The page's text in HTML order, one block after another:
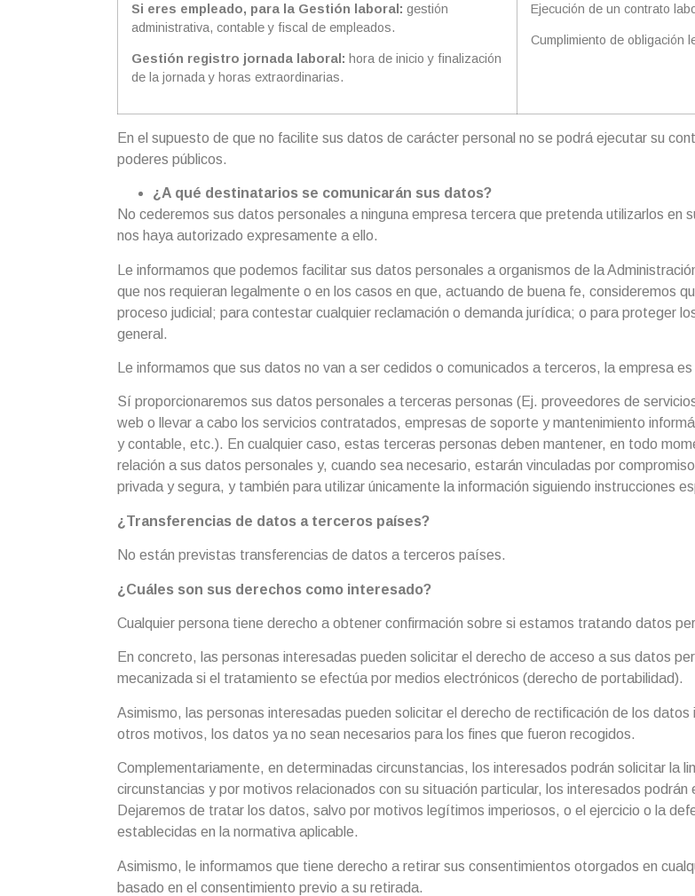
Si eres empleado, para la Gestión laboral: gestión
administrativa, contable y fiscal de empleados.
Gestión registro jornada laboral: hora de inicio y finalización
de la jornada y horas extraordinarias.
Ejecución de un contrato
Cumplimiento de obligación
En el supuesto de que no facilite sus datos de carácter personal no se podrá ejecutar su
poderes públicos.
¿A qué destinatarios se comunicarán sus datos?
No cederemos sus datos personales a ninguna empresa tercera que pretenda utilizarlos
nos haya autorizado expresamente a ello.
Le informamos que podemos facilitar sus datos personales a organismos de la
que nos requieran legalmente o en los casos en que, actuando de buena fe, consideremos
proceso judicial; para contestar cualquier reclamación o demanda jurídica; o para proteger
general.
Le informamos que sus datos no van a ser cedidos o comunicados a terceros, la empresa
Sí proporcionaremos sus datos personales a terceras personas (Ej. proveedores de
web o llevar a cabo los servicios contratados, empresas de soporte y mantenimiento
y contable, etc.). En cualquier caso, estas terceras personas deben mantener, en todo
relación a sus datos personales y, cuando sea necesario, estarán vinculadas por
privada y segura, y también para utilizar únicamente la información siguiendo instrucciones
¿Transferencias de datos a terceros países?
No están previstas transferencias de datos a terceros países.
¿Cuáles son sus derechos como interesado?
Cualquier persona tiene derecho a obtener confirmación sobre si estamos tratando datos
En concreto, las personas interesadas pueden solicitar el derecho de acceso a sus datos
mecanizada si el tratamiento se efectúa por medios electrónicos (derecho de portabilidad).
Asimismo, las personas interesadas pueden solicitar el derecho de rectificación de los
otros motivos, los datos ya no sean necesarios para los fines que fueron recogidos.
Complementariamente, en determinadas circunstancias, los interesados podrán solicitar la
circunstancias y por motivos relacionados con su situación particular, los interesados
Dejaremos de tratar los datos, salvo por motivos legítimos imperiosos, o el ejercicio o la
establecidas en la normativa aplicable.
Asimismo, le informamos que tiene derecho a retirar sus consentimientos otorgados en
basado en el consentimiento previo a su retirada.